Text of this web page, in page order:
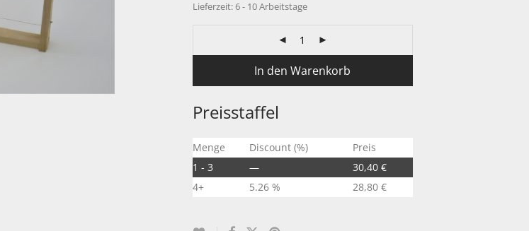
Lieferzeit:6 - 10 Arbeitstage
In den Warenkorb
Preisstaffel
Menge Discount (%)
Preis
1 - 3
— 30,40 €
4+
5.26 % 28,80 €